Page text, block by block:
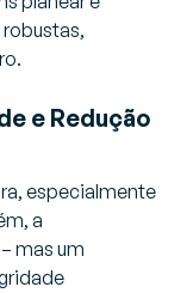
e Redução
especialmente
a
mas um